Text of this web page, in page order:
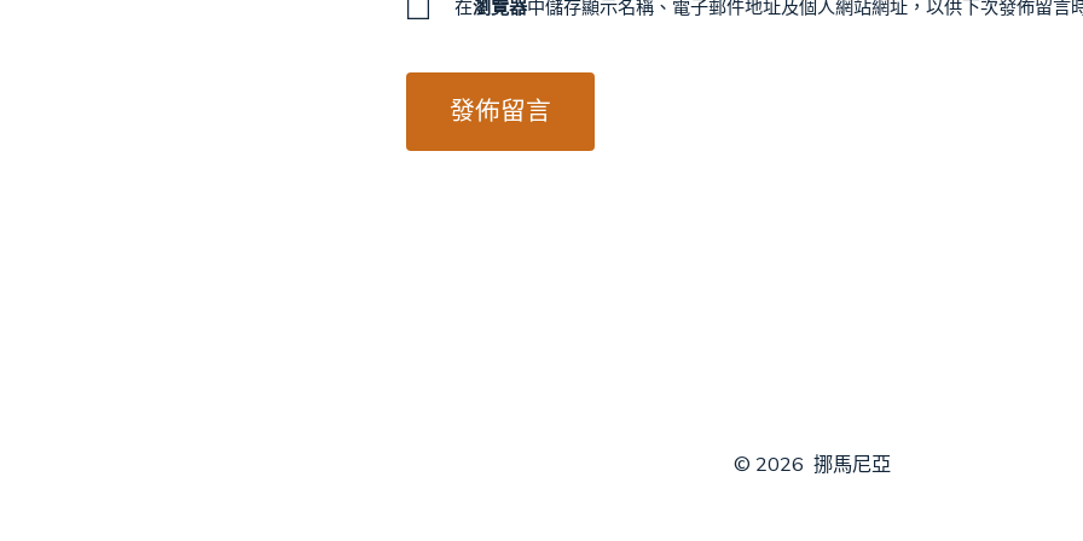
在瀏覽器中儲存顯示名稱、電子郵件地址及個人網站網址，以供下次發佈留言
© 2026 挪馬尼亞